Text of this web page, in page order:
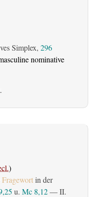
Simplex, 296
nominative
)
Fragewortin der
u. Mc 8,12— II.